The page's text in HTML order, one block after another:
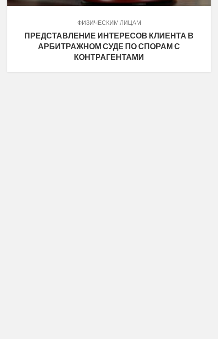
ФИЗИЧЕСКИМ ЛИЦАМ
ПРЕДСТАВЛЕНИЕ ИНТЕРЕСОВ КЛИЕНТА В
АРБИТРАЖНОМ СУДЕ ПО СПОРАМ С
КОНТРАГЕНТАМИ